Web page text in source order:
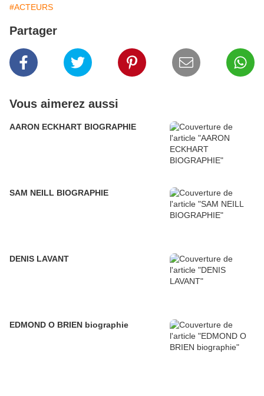
#ACTEURS
Partager
Vous aimerez aussi
AARON ECKHART BIOGRAPHIE
SAM NEILL BIOGRAPHIE
DENIS LAVANT
EDMOND O BRIEN biographie